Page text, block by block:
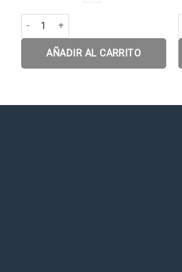
Botas Chunky Tea White cantidad
AÑADIR AL CARRITO